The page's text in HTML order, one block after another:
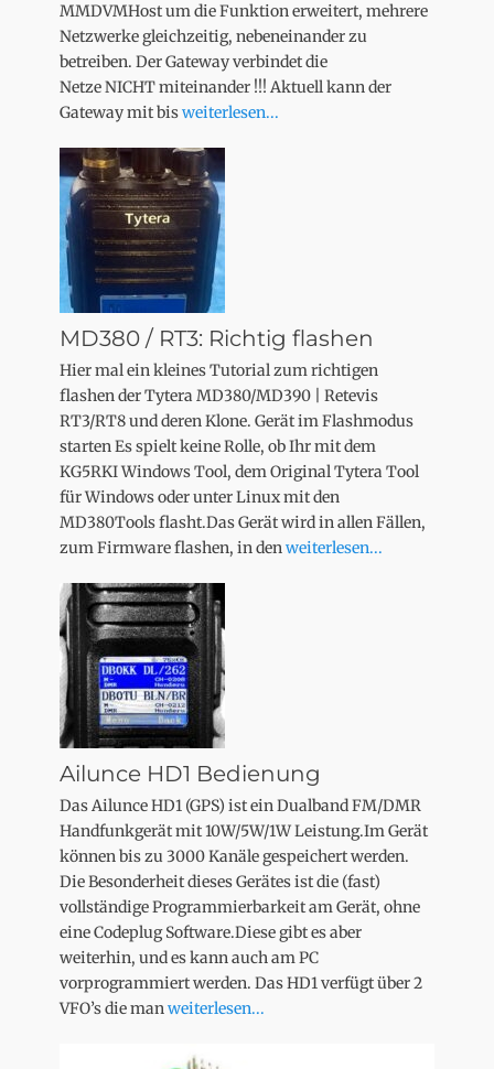
MMDVMHost um die Funktion erweitert, mehrere
Netzwerke gleichzeitig, nebeneinander zu
betreiben. Der Gateway verbindet die
Netze NICHT miteinander !!! Aktuell kann der
Gateway mit bisweiterlesen...
MD380 / RT3: Richtig flashen
Hier mal ein kleines Tutorial zum richtigen
flashen der Tytera MD380/MD390 | Retevis
RT3/RT8 und deren Klone. Gerät im Flashmodus
starten Es spielt keine Rolle, ob Ihr mit dem
KG5RKI Windows Tool, dem Original Tytera Tool
für Windows oder unter Linux mit den
MD380Tools flasht.Das Gerät wird in allen Fällen,
zum Firmware flashen, in denweiterlesen...
Ailunce HD1 Bedienung
Das Ailunce HD1 (GPS) ist ein Dualband FM/DMR
Handfunkgerät mit 10W/5W/1W Leistung.Im Gerät
können bis zu 3000 Kanäle gespeichert werden.
Die Besonderheit dieses Gerätes ist die (fast)
vollständige Programmierbarkeit am Gerät, ohne
eine Codeplug Software.Diese gibt es aber
weiterhin, und es kann auch am PC
vorprogrammiert werden. Das HD1 verfügt über 2
VFO’s die manweiterlesen...